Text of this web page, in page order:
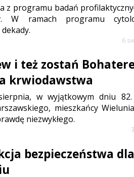
z programu badań
W ramach programu
6
i też zostań
krwiodawstwa
w wyjątkowym dniu 82.
mieszkańcy
niezwykłego.
bezpieczeństwa